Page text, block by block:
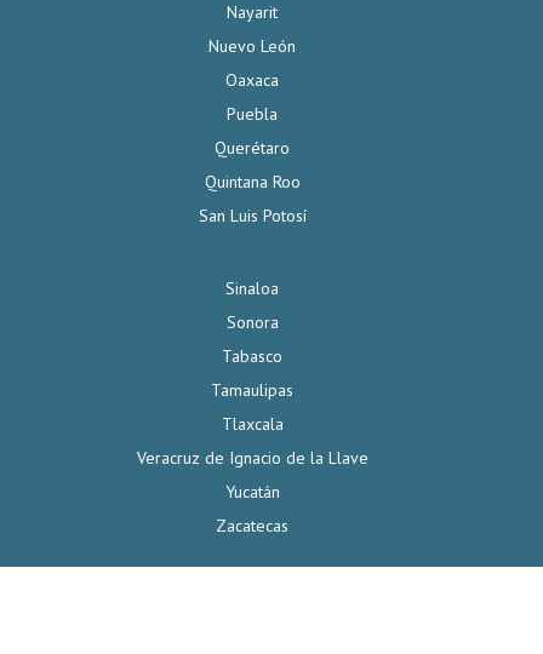
Nayarit
Nuevo León
Oaxaca
Puebla
Querétaro
Quintana Roo
San Luis Potosí
Sinaloa
Sonora
Tabasco
Tamaulipas
Tlaxcala
Veracruz de Ignacio de la Llave
Yucatán
Zacatecas